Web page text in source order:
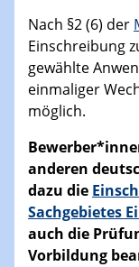
Nach §2 (6) der
Einschreibung
gewählte
einmaliger
möglich.
anderen
dazu die
Sachgebietes
auch die
Vorbildung